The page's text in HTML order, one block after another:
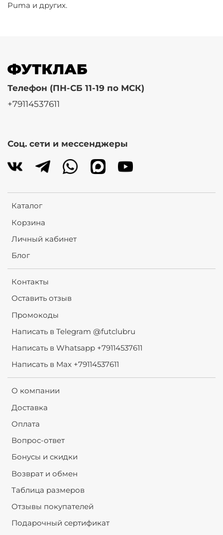
Puma и других.
Каталог
Корзина
Личный кабинет
Блог
Контакты
Оставить отзыв
Промокоды
Написать в Telegram @futclubru
Написать в Whatsapp +79114537611
Написать в Max +79114537611
О компании
Доставка
Оплата
Вопрос-ответ
Бонусы и скидки
Возврат и обмен
Таблица размеров
Отзывы покупателей
Подарочный сертификат
Телефон (ПН-СБ 11-19 по МСК)
+79114537611
Соц. сети и мессенджеры